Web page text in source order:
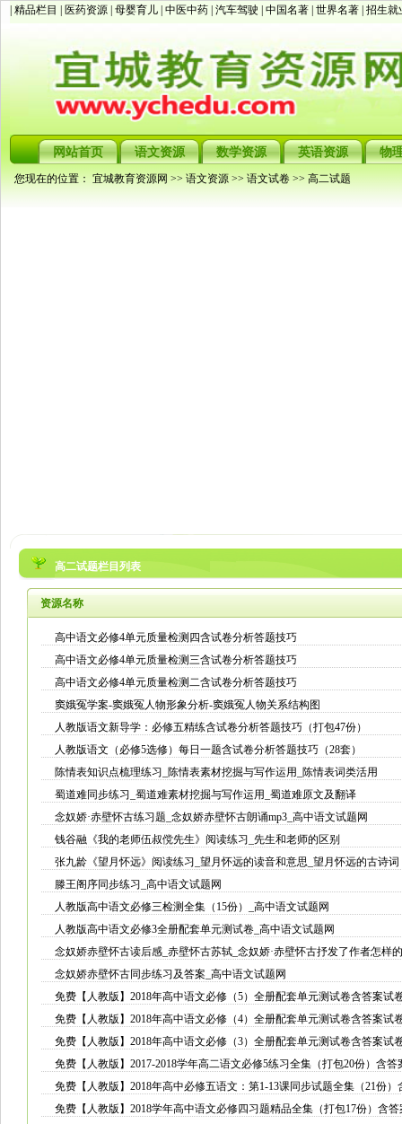
| 精品栏目 | 医药资源 母婴育儿 中医中药 汽车驾驶 中国名著 世界名著 招生就
网站首页 语文资源 数学资源 英语资源 物
您现在的位置： 宜城教育资源网 >> 语文资源 >> 语文试卷 >> 高二试题
高二试题栏目列表
资源名称
高中语文必修4单元质量检测四含试卷分析答题技巧
高中语文必修4单元质量检测三含试卷分析答题技巧
高中语文必修4单元质量检测二含试卷分析答题技巧
窦娥冤学案-窦娥冤人物形象分析-窦娥冤人物关系结构图
人教版语文新导学：必修五精练含试卷分析答题技巧（打包47份）
人教版语文（必修5选修）每日一题含试卷分析答题技巧（28套）
陈情表知识点梳理练习_陈情表素材挖掘与写作运用_陈情表词类活用
蜀道难同步练习_蜀道难素材挖掘与写作运用_蜀道难原文及翻译
念奴娇·赤壁怀古练习题_念奴娇赤壁怀古朗诵mp3_高中语文试题网
钱谷融《我的老师伍叔傥先生》阅读练习_先生和老师的区别
张九龄《望月怀远》阅读练习_望月怀远的读音和意思_望月怀远的古诗词
滕王阁序同步练习_高中语文试题网
人教版高中语文必修三检测全集（15份）_高中语文试题网
人教版高中语文必修3全册配套单元测试卷_高中语文试题网
念奴娇赤壁怀古读后感_赤壁怀古苏轼_念奴娇·赤壁怀古抒发了作者怎样
念奴娇赤壁怀古同步练习及答案_高中语文试题网
免费【人教版】2018年高中语文必修（5）全册配套单元测试卷含答案试
免费【人教版】2018年高中语文必修（4）全册配套单元测试卷含答案试
免费【人教版】2018年高中语文必修（3）全册配套单元测试卷含答案试
免费【人教版】2017-2018学年高二语文必修5练习全集（打包20份）含
免费【人教版】2018年高中必修五语文：第1-13课同步试题全集（21份
免费【人教版】2018学年高中语文必修四习题精品全集（打包17份）含